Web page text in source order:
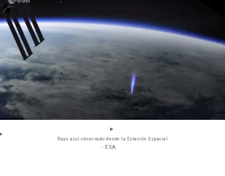
Rayo azul observado desde la Estación Espacial
- ESA